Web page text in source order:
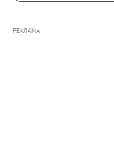
РЕКЛАМА